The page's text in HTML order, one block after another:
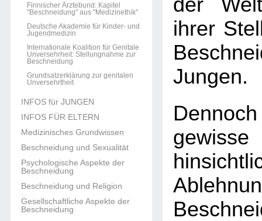
Finnischer Ärztebund: Kapitel
"Beschneidung" aus "Medizinethik"
Deutsche Akademie für Kinder- und
Jugendmedizin
Internationale Koalition für Genitale
Unversehrheit: Stellungnahme zur
Beschneidung
Grundsatzerklärung zur genitalen
Unversehrtheit
INFOS für JUNGEN
INFOS FÜR ELTERN
Medizinisches Grundwissen
Beschneidung und Sexualität
Psychologische Aspekte der
Beschneidung
Beschneidung und Religion
Gesellschaftliche Aspekte der
Beschneidung
der
ihrer
Jungen.